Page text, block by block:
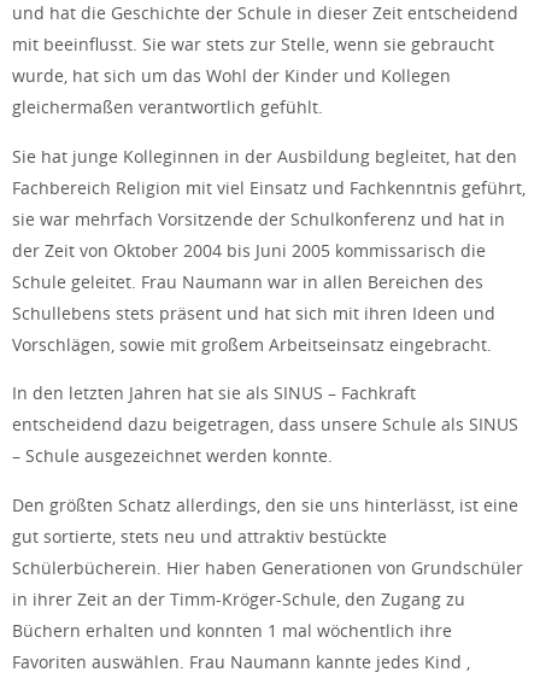
und hat die Geschichte der Schule in dieser Zeit entscheidend
mit beeinflusst. Sie war stets zur Stelle, wenn sie gebraucht
wurde, hat sich um das Wohl der Kinder und Kollegen
gleichermaßen verantwortlich gefühlt.
Sie hat junge Kolleginnen in der Ausbildung begleitet, hat den
Fachbereich Religion mit viel Einsatz und Fachkenntnis geführt,
sie war mehrfach Vorsitzende der Schulkonferenz und hat in
der Zeit von Oktober 2004 bis Juni 2005 kommissarisch die
Schule geleitet. Frau Naumann war in allen Bereichen des
Schullebens stets präsent und hat sich mit ihren Ideen und
Vorschlägen, sowie mit großem Arbeitseinsatz eingebracht.
In den letzten Jahren hat sie als SINUS – Fachkraft
entscheidend dazu beigetragen, dass unsere Schule als SINUS
– Schule ausgezeichnet werden konnte.
Den größten Schatz allerdings, den sie uns hinterlässt, ist eine
gut sortierte, stets neu und attraktiv bestückte
Schülerbücherein. Hier haben Generationen von Grundschüler
in ihrer Zeit an der Timm-Kröger-Schule, den Zugang zu
Büchern erhalten und konnten 1 mal wöchentlich ihre
Favoriten auswählen. Frau Naumann kannte jedes Kind ,